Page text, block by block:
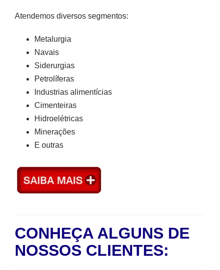
Atendemos diversos segmentos:
Metalurgia
Navais
Siderurgias
Petrolíferas
Industrias alimentícias
Cimenteiras
Hidroelétricas
Minerações
E outras
CONHEÇA ALGUNS DE
NOSSOS CLIENTES: